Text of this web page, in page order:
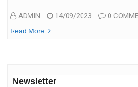
ADMIN 14/09/2023 0
Read More
Newsletter